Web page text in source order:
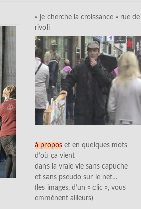
« je cherche la croissance » rue de
rivoli
à propos et en quelques mots
d’où ça vient
dans la vraie vie sans capuche
et sans pseudo sur le net…
(les images, d’un « clic », vous
emmènent ailleurs)